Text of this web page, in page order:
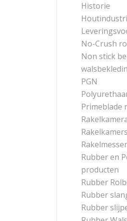
Historie
No-Crush
Non stick
PGN
Primeblade
Rubber en
producten
Rubber
Rubber
Rubber